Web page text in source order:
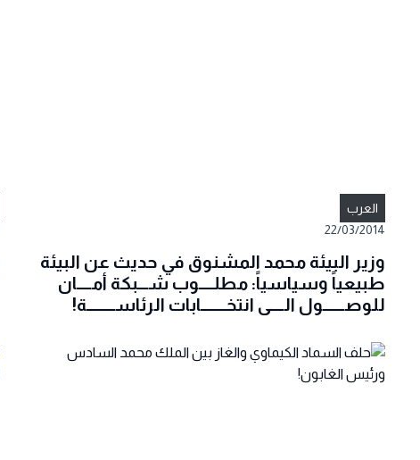
العرب
22/03/2014
وزير البيئة محمد المشنوق في حديث عن البيئة
طبيعياً وسياسياً: مطلــــوب شـــبكة أمــــان
للوصــــــول الــــى انتخـــــــابات الرئاســــــــة!